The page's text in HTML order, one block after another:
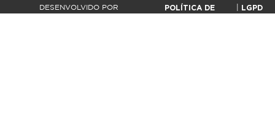
DESENVOLVIDO POR
POLÍTICA DE
LGPD